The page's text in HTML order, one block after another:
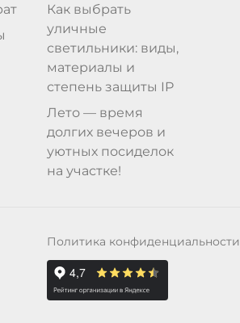
Как выбрать
уличные
светильники: виды,
материалы и
степень защиты IP
Лето — время
долгих вечеров и
уютных посиделок
на участке!
Политика конфиденциальности